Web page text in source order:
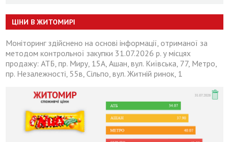
ЦІНИ В ЖИТОМИРІ
Моніторинг здійснено на основі інформації, отриманої за
методом контрольної закупки 31.07.2026 р. у місцях
продажу: АТБ, пр. Миру, 15А, Ашан, вул. Київська, 77, Метро,
пр. Незалежності, 55в, Сільпо, вул. Житній ринок, 1